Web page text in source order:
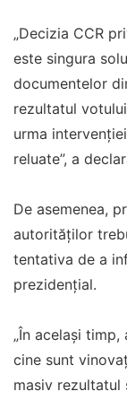
„Decizia CCR
este singura
documentelor
rezultatul
urma
reluate”, a
De asemenea,
autorităților
tentativa de a
prezidențial.
„În același
cine sunt
masiv rezultatul